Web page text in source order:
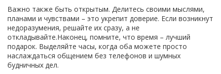
Важно также быть открытым. Делитесь своими мыслями,
планами и чувствами – это укрепит доверие. Если возникнут
недоразумения, решайте их сразу, а не
откладывайте.Наконец, помните, что время – лучший
подарок. Выделяйте часы, когда оба можете просто
наслаждаться общением без телефонов и шумных
будничных дел.